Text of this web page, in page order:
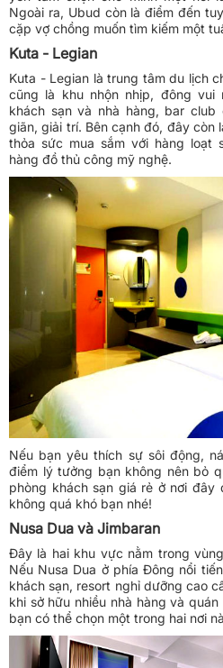
Ngoài ra, Ubud còn là điểm đến
cặp vợ chồng muốn tìm kiếm một
Kuta - Legian
Kuta - Legian là trung tâm du lịch
cũng là khu nhộn nhịp, đông vui
khách sạn và nhà hàng, bar
giãn, giải trí. Bên cạnh đó, đây
thỏa sức mua sắm với hàng loạt
hàng đồ thủ công mỹ nghệ.
Nếu bạn yêu thích sự sôi động,
điểm lý tưởng bạn không nên bỏ
phòng khách sạn giá rẻ ở nơi đây
không quá khó bạn nhé!
Nusa Dua và Jimbaran
Đây là hai khu vực nằm trong
Nếu Nusa Dua ở phía Đông nổi
khách sạn, resort nghỉ dưỡng cao
khi sở hữu nhiều nhà hàng và
bạn có thể chọn một trong hai nơi